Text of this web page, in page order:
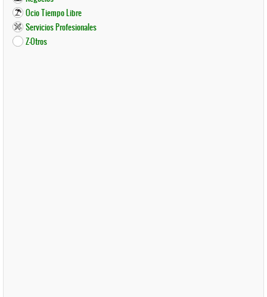
Ocio Tiempo Libre
Servicios Profesionales
Z-Otros